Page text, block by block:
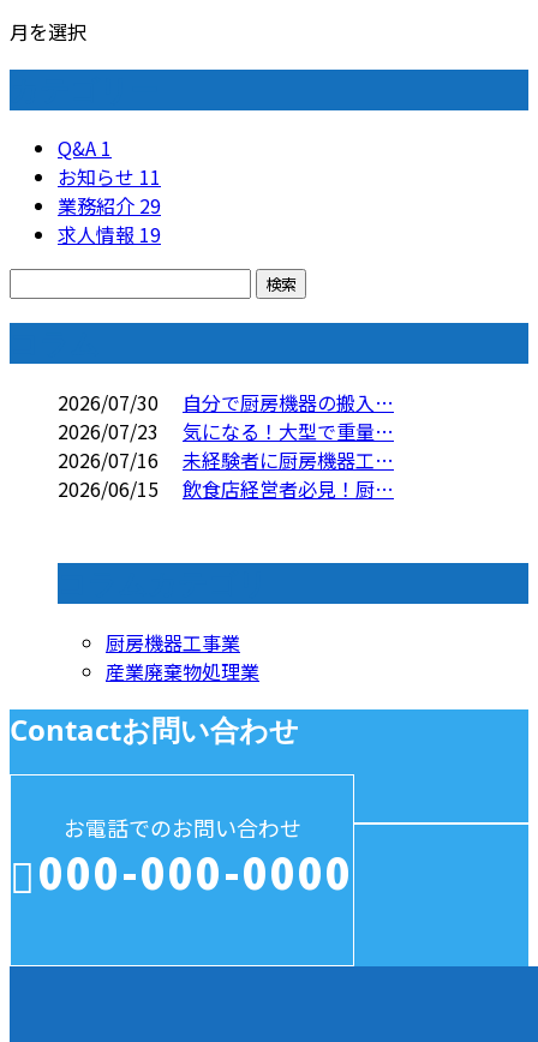
月を選択
Q&A 1
お知らせ 11
業務紹介 29
求人情報 19
2026/07/30
自分で厨房機器の搬入…
2026/07/23
気になる！大型で重量…
2026/07/16
未経験者に厨房機器工…
2026/06/15
飲食店経営者必見！厨…
厨房機器工事業
産業廃棄物処理業
Contactお問い合わせ
お電話でのお問い合わせ
000-000-0000